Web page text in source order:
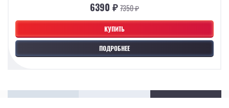
КУПИТЬ
ПОДРОБНЕЕ
6390 ₽7350 ₽